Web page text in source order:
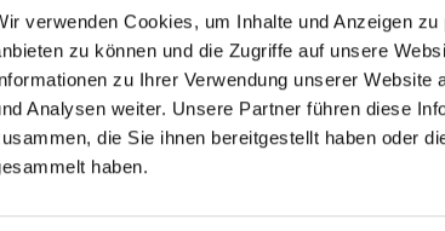
verwenden Cookies, um Inhalte und Anzeigen
zu können und die Zugriffe auf unsere
zu Ihrer Verwendung unserer
Analysen weiter. Unsere Partner führen diese
die Sie ihnen bereitgestellt haben oder
haben.
Veranstaltungen in der
Pfarrei
Kontakte